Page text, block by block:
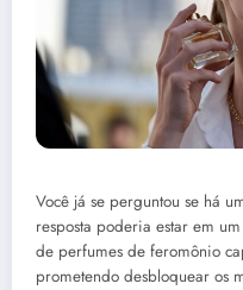
Você já se perguntou se há
resposta poderia estar em
de perfumes de feromônio
prometendo desbloquear os